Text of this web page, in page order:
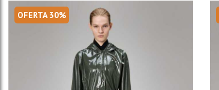
OFERTA 30%